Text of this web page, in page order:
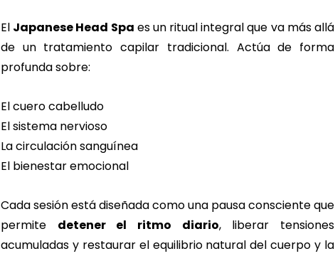
El Japanese Head Spa es un ritual integral que va más allá
de un tratamiento capilar tradicional. Actúa de forma
profunda sobre:
El cuero cabelludo
El sistema nervioso
La circulación sanguínea
El bienestar emocional
Cada sesión está diseñada como una pausa consciente que
permite detener el ritmo diario, liberar tensiones
acumuladas y restaurar el equilibrio natural del cuerpo y la